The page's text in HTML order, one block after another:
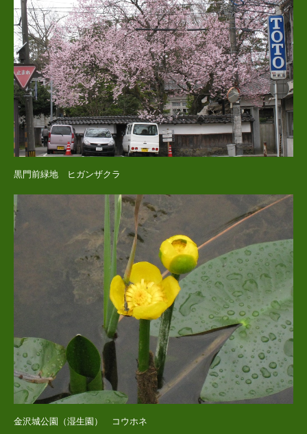
黒門前緑地 ヒガンザクラ
金沢城公園（湿生園） コウホネ